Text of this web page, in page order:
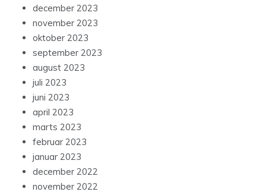
december 2023
november 2023
oktober 2023
september 2023
august 2023
juli 2023
juni 2023
april 2023
marts 2023
februar 2023
januar 2023
december 2022
november 2022